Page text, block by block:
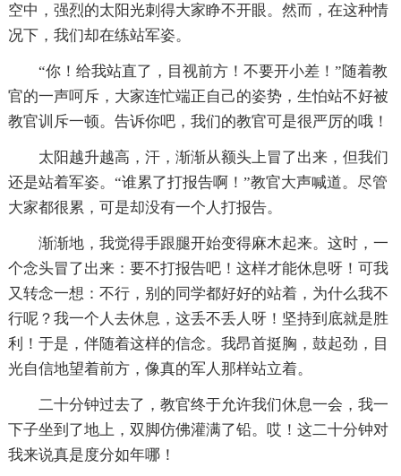
空中，强烈的太阳光刺得大家睁不开眼。然而，在这种情
况下，我们却在练站军姿。
“你！给我站直了，目视前方！不要开小差！”随着教
官的一声呵斥，大家连忙端正自己的姿势，生怕站不好被
教官训斥一顿。告诉你吧，我们的教官可是很严厉的哦！
太阳越升越高，汗，渐渐从额头上冒了出来，但我们
还是站着军姿。“谁累了打报告啊！”教官大声喊道。尽管
大家都很累，可是却没有一个人打报告。
渐渐地，我觉得手跟腿开始变得麻木起来。这时，一
个念头冒了出来：要不打报告吧！这样才能休息呀！可我
又转念一想：不行，别的同学都好好的站着，为什么我不
行呢？我一个人去休息，这丢不丢人呀！坚持到底就是胜
利！于是，伴随着这样的信念。我昂首挺胸，鼓起劲，目
光自信地望着前方，像真的军人那样站立着。
二十分钟过去了，教官终于允许我们休息一会，我一
下子坐到了地上，双脚仿佛灌满了铅。哎！这二十分钟对
我来说真是度分如年哪！